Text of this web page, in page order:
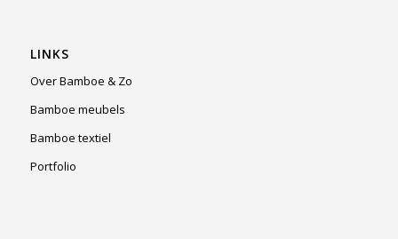
LINKS
Over Bamboe & Zo
Bamboe meubels
Bamboe textiel
Portfolio